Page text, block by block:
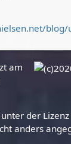
am
der
anders